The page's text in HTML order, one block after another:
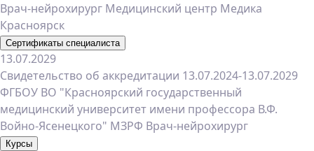
Врач-нейрохирург Медицинский центр Медика
Красноярск
Сертификаты специалиста
13.07.2029
Свидетельство об аккредитации 13.07.2024-13.07.2029
ФГБОУ ВО "Красноярский государственный
медицинский университет имени профессора В.Ф.
Войно-Ясенецкого" МЗРФ Врач-нейрохирург
Курсы